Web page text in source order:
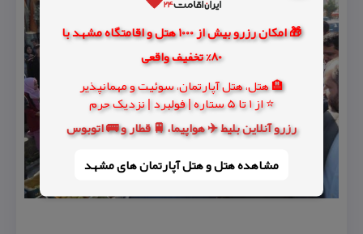
🎁 امکان رزرو بیش از 1000 هتل و اقامتگاه مشهد با
80% تخفیف واقعی
🏨 هتل، هتل آپارتمان، سوئیت و مهمانپذیر
⭐ از 1 تا 5 ستاره | فولبرد | نزدیک حرم
رزرو آنلاین بلیط ✈️ هواپیما، 🚆 قطار و 🚌 اتوبوس
مشاهده هتل و هتل‌ آپارتمان های مشهد